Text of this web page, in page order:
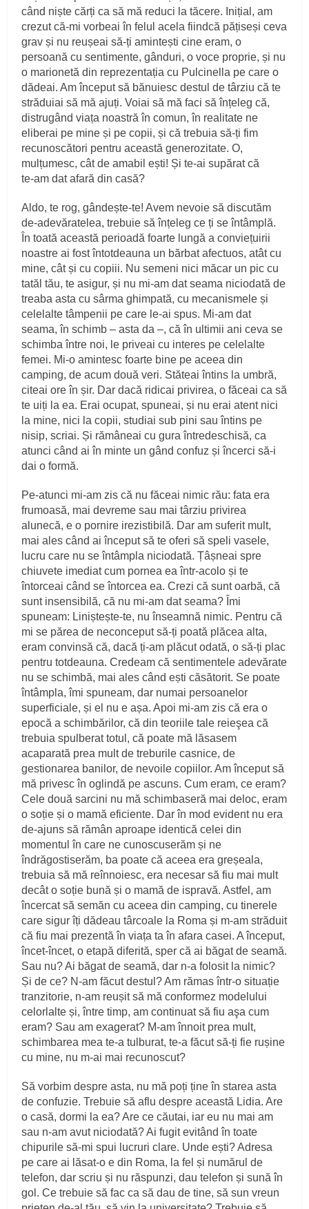
când niște cărți ca să mă reduci la tăcere. Inițial, am
crezut că‑mi vorbeai în felul acela fiindcă pățiseși ceva
grav și nu reușeai să‑ți amintești cine eram, o
persoană cu sentimente, gânduri, o voce proprie, și nu
o marionetă din reprezentația cu Pulcinella pe care o
dădeai. Am început să bănuiesc destul de târziu că te
străduiai să mă ajuți. Voiai să mă faci să înțeleg că,
distrugând viața noastră în comun, în realitate ne
eliberai pe mine și pe copii, și că trebuia să‑ți fim
recunoscători pentru această generozitate. O,
mulțumesc, cât de amabil ești! Și te‑ai supărat că
te‑am dat afară din casă?
Aldo, te rog, gândește‑te! Avem nevoie să discutăm
de‑adevăratelea, trebuie să înțeleg ce ți se întâmplă.
În toată această perioadă foarte lungă a conviețuirii
noastre ai fost întotdeauna un bărbat afectuos, atât cu
mine, cât și cu copiii. Nu semeni nici măcar un pic cu
tatăl tău, te asigur, și nu mi‑am dat seama niciodată de
treaba asta cu sârma ghimpată, cu mecanismele și
celelalte tâmpenii pe care le‑ai spus. Mi‑am dat
seama, în schimb – asta da –, că în ultimii ani ceva se
schimba între noi, le priveai cu interes pe celelalte
femei. Mi‑o amintesc foarte bine pe aceea din
camping, de acum două veri. Stăteai întins la umbră,
citeai ore în șir. Dar dacă ridicai privirea, o făceai ca să
te uiți la ea. Erai ocupat, spuneai, și nu erai atent nici
la mine, nici la copii, studiai sub pini sau întins pe
nisip, scriai. Și rămâneai cu gura întredeschisă, ca
atunci când ai în minte un gând confuz și încerci să‑i
dai o formă.
Pe‑atunci mi‑am zis că nu făceai nimic rău: fata era
frumoasă, mai devreme sau mai târziu privirea
alunecă, e o pornire irezistibilă. Dar am suferit mult,
mai ales când ai început să te oferi să speli vasele,
lucru care nu se întâmpla niciodată. Țâșneai spre
chiuvete imediat cum pornea ea într‑acolo și te
întorceai când se întor­cea ea. Crezi că sunt oarbă, că
sunt insensibilă, că nu mi‑am dat seama? Îmi
spuneam: Liniștește‑te, nu înseamnă nimic. Pentru că
mi se părea de neconceput să‑ți poată plăcea alta,
eram convinsă că, dacă ți‑am plăcut odată, o să‑ți plac
pentru totdeauna. Credeam că sentimentele adevărate
nu se schimbă, mai ales când ești căsătorit. Se poate
întâmpla, îmi spuneam, dar numai persoanelor
superficiale, și el nu e așa. Apoi mi‑am zis că era o
epocă a schimbărilor, că din teoriile tale reieşea că
trebuia spulbe­rat totul, că poate mă lăsasem
acaparată prea mult de treburile casnice, de
gestionarea banilor, de nevoile copiilor. Am început să
mă privesc în oglindă pe ascuns. Cum eram, ce eram?
Cele două sarcini nu mă schimbaseră mai deloc, eram
o soție și o mamă eficiente. Dar în mod evident nu era
de‑ajuns să rămân aproape identică celei din
momentul în care ne cunoscuserăm și ne
îndrăgostiserăm, ba poate că aceea era greșeala,
trebuia să mă reînnoiesc, era necesar să fiu mai mult
decât o soție bună și o mamă de ispravă. Astfel, am
încercat să semăn cu aceea din camping, cu tinerele
care sigur îți dădeau târcoale la Roma și m‑am străduit
că fiu mai prezentă în viața ta în afara casei. A început,
încet‑încet, o etapă diferită, sper că ai băgat de seamă.
Sau nu? Ai băgat de seamă, dar n‑a folosit la nimic?
Și de ce? N‑am făcut destul? Am rămas într‑o situație
tranzitorie, n‑am reușit să mă conformez modelului
celorlalte și, între timp, am continuat să fiu aşa cum
eram? Sau am exagerat? M‑am înnoit prea mult,
schimbarea mea te‑a tulburat, te‑a făcut să‑ți fie rușine
cu mine, nu m‑ai mai recunoscut?
Să vorbim despre asta, nu mă poți ține în starea asta
de confuzie. Trebuie să aflu despre această Lidia. Are
o casă, dormi la ea? Are ce căutai, iar eu nu mai am
sau n‑am avut niciodată? Ai fugit evitând în toate
chipurile să‑mi spui lucruri clare. Unde ești? Adresa
pe care ai lăsat‑o e din Roma, la fel și numărul de
telefon, dar scriu și nu răspunzi, dau telefon și sună în
gol. Ce trebuie să fac ca să dau de tine, să sun vreun